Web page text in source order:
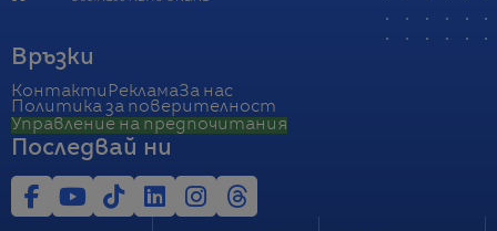
Връзки
Контакти РекламаЗа нас
Политика за поверителност
Управление на предпочитания
Последвай ни